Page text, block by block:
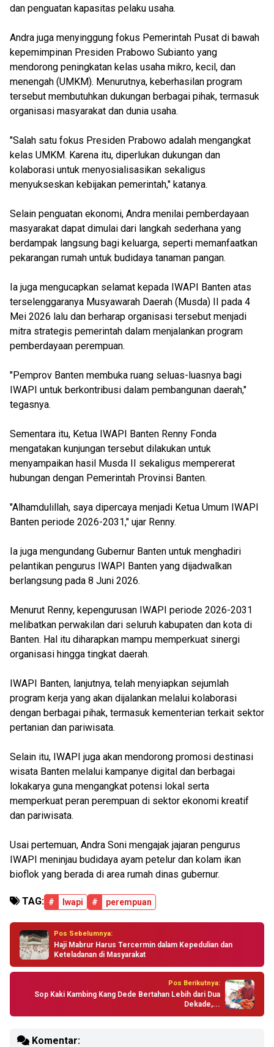
dan penguatan kapasitas pelaku usaha.
Andra juga menyinggung fokus Pemerintah Pusat di bawah
kepemimpinan Presiden Prabowo Subianto yang
mendorong peningkatan kelas usaha mikro, kecil, dan
menengah (UMKM). Menurutnya, keberhasilan program
tersebut membutuhkan dukungan berbagai pihak, termasuk
organisasi masyarakat dan dunia usaha.
"Salah satu fokus Presiden Prabowo adalah mengangkat
kelas UMKM. Karena itu, diperlukan dukungan dan
kolaborasi untuk menyosialisasikan sekaligus
menyukseskan kebijakan pemerintah," katanya.
Selain penguatan ekonomi, Andra menilai pemberdayaan
masyarakat dapat dimulai dari langkah sederhana yang
berdampak langsung bagi keluarga, seperti memanfaatkan
pekarangan rumah untuk budidaya tanaman pangan.
Ia juga mengucapkan selamat kepada IWAPI Banten atas
terselenggaranya Musyawarah Daerah (Musda) II pada 4
Mei 2026 lalu dan berharap organisasi tersebut menjadi
mitra strategis pemerintah dalam menjalankan program
pemberdayaan perempuan.
"Pemprov Banten membuka ruang seluas-luasnya bagi
IWAPI untuk berkontribusi dalam pembangunan daerah,"
tegasnya.
Sementara itu, Ketua IWAPI Banten Renny Fonda
mengatakan kunjungan tersebut dilakukan untuk
menyampaikan hasil Musda II sekaligus mempererat
hubungan dengan Pemerintah Provinsi Banten.
"Alhamdulillah, saya dipercaya menjadi Ketua Umum IWAPI
Banten periode 2026-2031," ujar Renny.
Ia juga mengundang Gubernur Banten untuk menghadiri
pelantikan pengurus IWAPI Banten yang dijadwalkan
berlangsung pada 8 Juni 2026.
Menurut Renny, kepengurusan IWAPI periode 2026-2031
melibatkan perwakilan dari seluruh kabupaten dan kota di
Banten. Hal itu diharapkan mampu memperkuat sinergi
organisasi hingga tingkat daerah.
IWAPI Banten, lanjutnya, telah menyiapkan sejumlah
program kerja yang akan dijalankan melalui kolaborasi
dengan berbagai pihak, termasuk kementerian terkait sektor
pertanian dan pariwisata.
Selain itu, IWAPI juga akan mendorong promosi destinasi
wisata Banten melalui kampanye digital dan berbagai
lokakarya guna mengangkat potensi lokal serta
memperkuat peran perempuan di sektor ekonomi kreatif
dan pariwisata.
Usai pertemuan, Andra Soni mengajak jajaran pengurus
IWAPI meninjau budidaya ayam petelur dan kolam ikan
bioflok yang berada di area rumah dinas gubernur.
TAG: # Iwapi # perempuan
Pos Sebelumnya:
Haji Mabrur Harus Tercermin dalam Kepedulian dan
Keteladanan di Masyarakat
Pos Berikutnya:
Sop Kaki Kambing Kang Dede Bertahan Lebih dari Dua
Dekade,...
Komentar: